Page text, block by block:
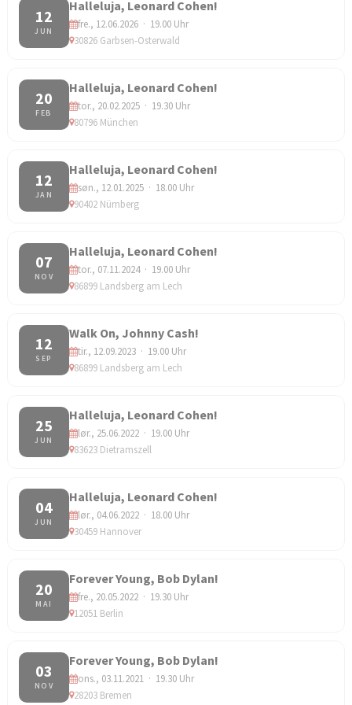
12
JUN
Halleluja, Leonard Cohen!
fre., 12.06.2026 · 19.00 Uhr
30826 Garbsen-Osterwald
20
FEB
Halleluja, Leonard Cohen!
tor., 20.02.2025 · 19.30 Uhr
80796 München
12
JAN
Halleluja, Leonard Cohen!
søn., 12.01.2025 · 18.00 Uhr
90402 Nürnberg
07
NOV
Halleluja, Leonard Cohen!
tor., 07.11.2024 · 19.00 Uhr
86899 Landsberg am Lech
12
SEP
Walk On, Johnny Cash!
tir., 12.09.2023 · 19.00 Uhr
86899 Landsberg am Lech
25
JUN
Halleluja, Leonard Cohen!
lør., 25.06.2022 · 19.00 Uhr
83623 Dietramszell
04
JUN
Halleluja, Leonard Cohen!
lør., 04.06.2022 · 18.00 Uhr
30459 Hannover
20
MAI
Forever Young, Bob Dylan!
fre., 20.05.2022 · 19.30 Uhr
12051 Berlin
03
NOV
Forever Young, Bob Dylan!
ons., 03.11.2021 · 19.30 Uhr
28203 Bremen